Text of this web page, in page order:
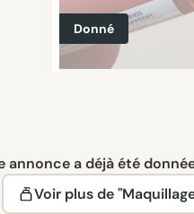
Donné
annonce a déjà été
Voir plus de